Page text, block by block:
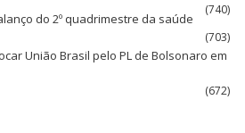
(740)
do 2º quadrimestre da saúde
(703)
União Brasil pelo PL de Bolsonaro em
(672)